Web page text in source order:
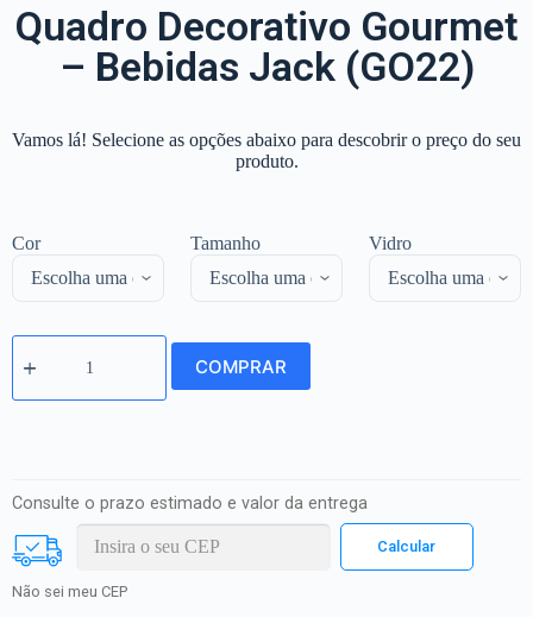
Quadro Decorativo Gourmet
– Bebidas Jack (GO22)
Vamos lá! Selecione as opções abaixo para descobrir o preço do seu
produto.
Cor Tamanho Vidro
COMPRAR
Consulte o prazo estimado e valor da entrega
Não sei meu CEP